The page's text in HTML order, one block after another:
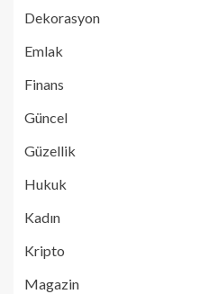
Dekorasyon
Emlak
Finans
Güncel
Güzellik
Hukuk
Kadın
Kripto
Magazin